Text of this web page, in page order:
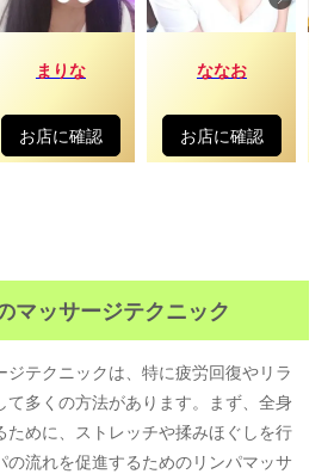
まりな
お店に確認
ななお
お店に確認
マッサージテクニック
ジテクニックは、特に疲労回復やリラ
て多くの方法があります。まず、全身
ために、ストレッチや揉みほぐしを行
の流れを促進するためのリンパマッサ